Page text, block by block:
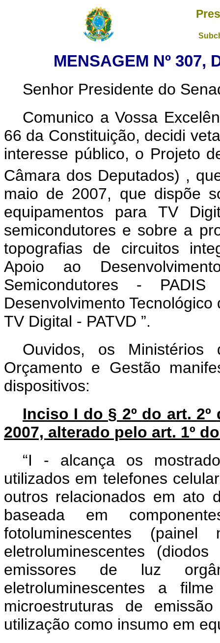
MENSAGEM Nº 307,
Senhor Presidente do
Comunico a Vossa
66 da Constituição, decidi
interesse público, o Projeto
Câmara dos Deputados) ,
maio de 2007, que dispõe
equipamentos para TV
semicondutores e sobre a
topografias de circuitos
Apoio ao
Semicondutores -
Desenvolvimento
TV Digital - PATVD ”.
Ouvidos, os
Orçamento e Gestão
dispositivos:
Inciso I do § 2º do art. 2º
2007, alterado pelo art. 1º
“I - alcança os
utilizados em telefones
outros relacionados em ato
baseada em
fotoluminescentes
eletroluminescentes
emissores de luz
eletroluminescentes a
microestruturas de
utilização como insumo em